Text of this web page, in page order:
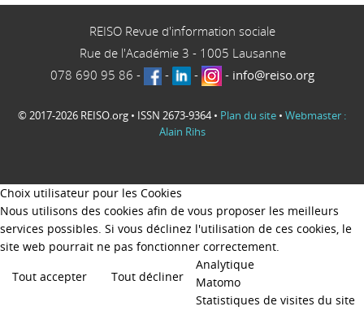
REISO Revue d'information sociale
Rue de l'Académie 3 - 1005 Lausanne
078 690 95 86 - - - - info@reiso.org
© 2017-2026 REISO.org • ISSN 2673-9364 • Plan du site • Webmaster :
Alain Rihs
Choix utilisateur pour les Cookies
Nous utilisons des cookies afin de vous proposer les meilleurs
services possibles. Si vous déclinez l'utilisation de ces cookies, le
site web pourrait ne pas fonctionner correctement.
Tout accepter
Tout décliner
Analytique
Matomo
Statistiques de visites du site